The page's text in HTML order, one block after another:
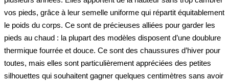
vos pieds, grâce à leur semelle uniforme qui répartit équitablement
le poids du corps. Ce sont de précieuses alliées pour garder les
pieds au chaud : la plupart des modèles disposent d’une doublure
thermique fourrée et douce. Ce sont des chaussures d’hiver pour
toutes, mais elles sont particulièrement appréciées des petites
silhouettes qui souhaitent gagner quelques centimètres sans avoir